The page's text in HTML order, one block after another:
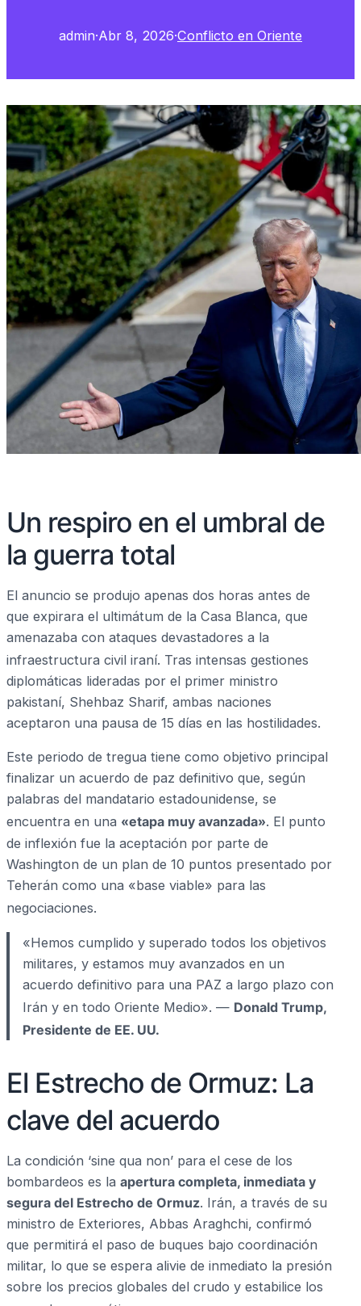
admin·Abr 8, 2026·Conflicto en Oriente
Un respiro en el umbral de
la guerra total
El anuncio se produjo apenas dos horas antes de
que expirara el ultimátum de la Casa Blanca, que
amenazaba con ataques devastadores a la
infraestructura civil iraní. Tras intensas gestiones
diplomáticas lideradas por el primer ministro
pakistaní, Shehbaz Sharif, ambas naciones
aceptaron una pausa de 15 días en las hostilidades.
Este periodo de tregua tiene como objetivo principal
finalizar un acuerdo de paz definitivo que, según
palabras del mandatario estadounidense, se
encuentra en una «etapa muy avanzada». El punto
de inflexión fue la aceptación por parte de
Washington de un plan de 10 puntos presentado por
Teherán como una «base viable» para las
negociaciones.
«Hemos cumplido y superado todos los objetivos
militares, y estamos muy avanzados en un
acuerdo definitivo para una PAZ a largo plazo con
Irán y en todo Oriente Medio». — Donald Trump,
Presidente de EE. UU.
El Estrecho de Ormuz: La
clave del acuerdo
La condición ‘sine qua non’ para el cese de los
bombardeos es la apertura completa, inmediata y
segura del Estrecho de Ormuz. Irán, a través de su
ministro de Exteriores, Abbas Araghchi, confirmó
que permitirá el paso de buques bajo coordinación
militar, lo que se espera alivie de inmediato la presión
sobre los precios globales del crudo y estabilice los